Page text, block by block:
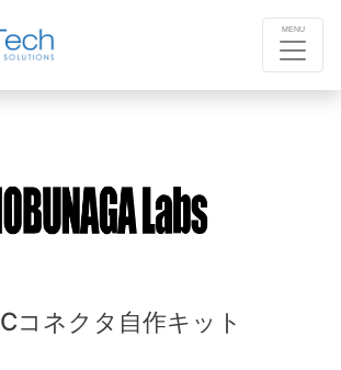
MENU
コネクタ自作キット